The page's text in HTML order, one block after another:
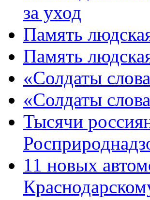
за уход
Память
Память
«Солдаты
«Солдаты
Тысячи
11 новых